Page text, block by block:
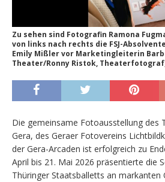
Zu sehen sind Fotografin Ramona
von links nach rechts die FSJ-
Emily Mißler vor Marketingleiterin
Theater/Ronny Ristok,
Die gemeinsame Fotoausstellung des
Gera, des Geraer Fotovereins
der Gera-Arcaden ist erfolgreich zu
April bis 21. Mai 2026 präsentierte die
Thüringer Staatsballetts an markanten